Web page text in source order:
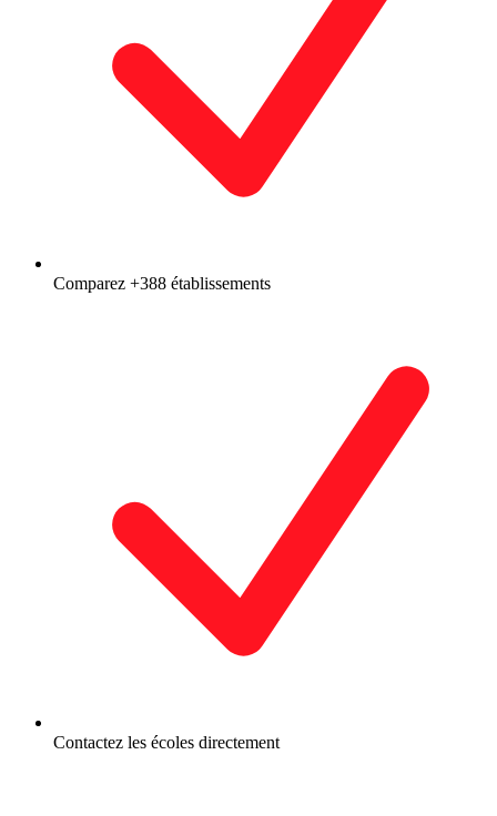
Comparez +388 établissements
Contactez les écoles directement